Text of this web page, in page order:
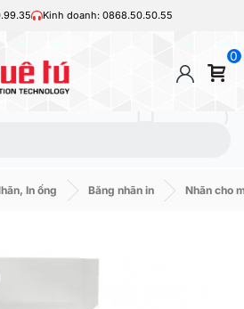
Kinh doanh: 0868.50.50.55
0
In ống Băng nhãn in Nhãn cho